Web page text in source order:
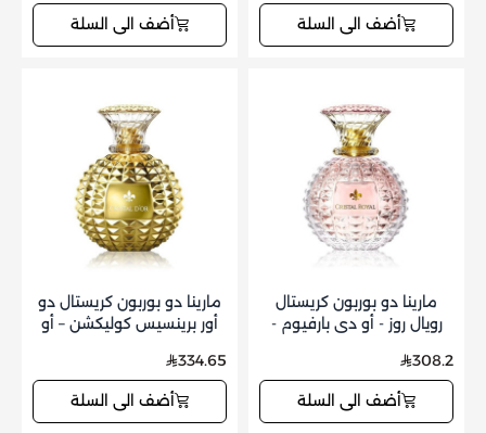
أضف الى السلة أضف الى السلة
مارينا دو بوربون كريستال
رويال روز - أو دي بارفيوم -
308.2
أضف الى السلة
مارينا دو بوربون كريستال دو
أور برينسيس كوليكشن – أو
334.65
أضف الى السلة